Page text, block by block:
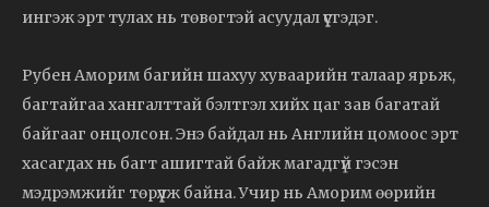
ингэж эрт тулах нь төвөгтэй асуудал үүсгэдэг.
Рубен Аморим багийн шахуу хуваарийн талаар ярьж,
багтайгаа хангалттай бэлтгэл хийх цаг зав багатай
байгааг онцолсон. Энэ байдал нь Английн цомоос эрт
хасагдах нь багт ашигтай байж магадгүй гэсэн
мэдрэмжийг төрүүлж байна. Учир нь Аморим өөрийн